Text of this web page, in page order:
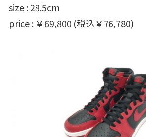
size : 28.5cm
price : ￥69,800 (税込￥76,780)